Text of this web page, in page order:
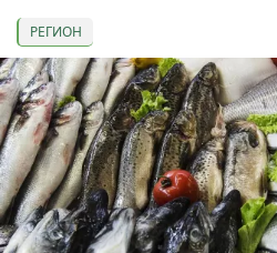
РЕГИОН